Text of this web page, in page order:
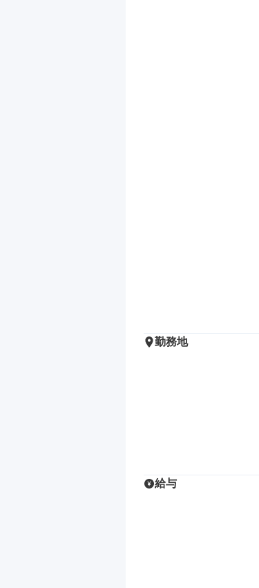
勤務地
給与